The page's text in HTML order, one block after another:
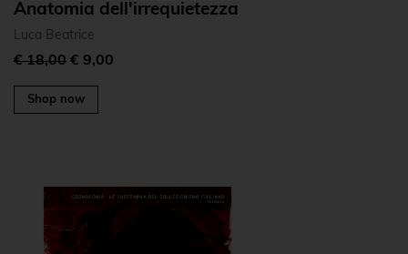
Anatomia dell'irrequietezza
Luca Beatrice
€ 18,00 € 9,00
Shop now